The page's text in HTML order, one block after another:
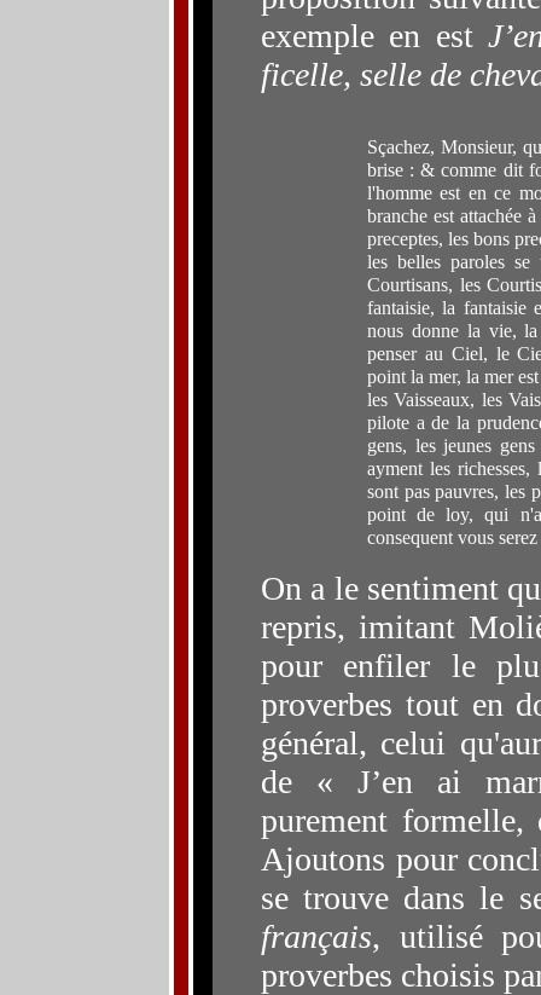
exemple en est
ficelle, selle de
Sçachez, Monsieur,
brise : & comme dit
l'homme est en ce
branche est attachée
preceptes, les bons
les belles paroles
Courtisans, les
fantaisie, la fantaisie
nous donne la vie,
penser au Ciel, le
point la mer, la mer
les Vaisseaux, les
pilote a de la
gens, les jeunes
ayment les
sont pas pauvres, les
point de loy, qui
consequent vous
On a le sentiment
repris, imitant
pour enfiler le
proverbes tout en
général, celui
de « J’en ai
purement formelle,
Ajoutons pour
se trouve dans le
français, utilisé
proverbes choisis